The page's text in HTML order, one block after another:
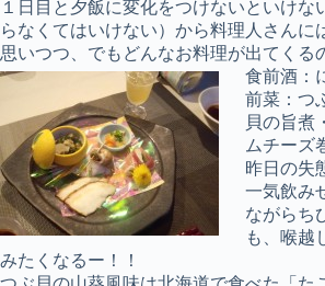
１日目と夕飯に変化をつけないといけな
らなくてはいけない）から料理人さんに
思いつつ、でもどんなお料理が出てくる
食前酒：
前菜：つ
貝の旨煮
ムチーズ
昨日の失
一気飲み
ながらち
も、喉越
みたくなるー！！